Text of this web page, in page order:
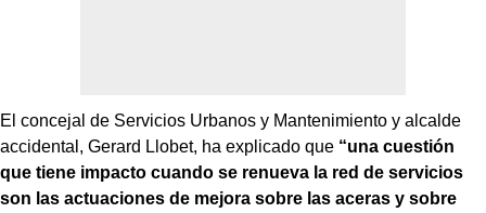
El concejal de Servicios Urbanos y Mantenimiento y alcalde
accidental, Gerard Llobet, ha explicado que “una cuestión
que tiene impacto cuando se renueva la red de servicios
son las actuaciones de mejora sobre las aceras y sobre